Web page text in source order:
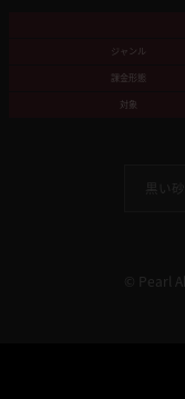
ジャンル
課金形態
対象
黒い砂
© Pearl